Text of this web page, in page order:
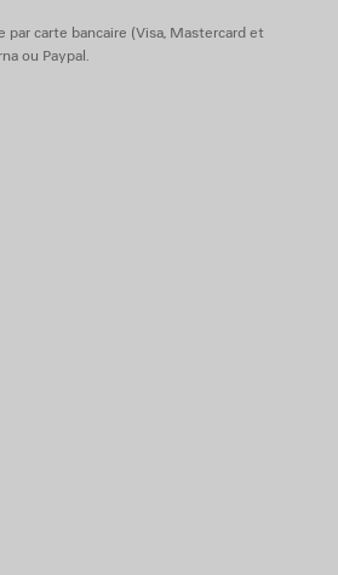
carte bancaire (Visa, Mastercard et
ou Paypal.